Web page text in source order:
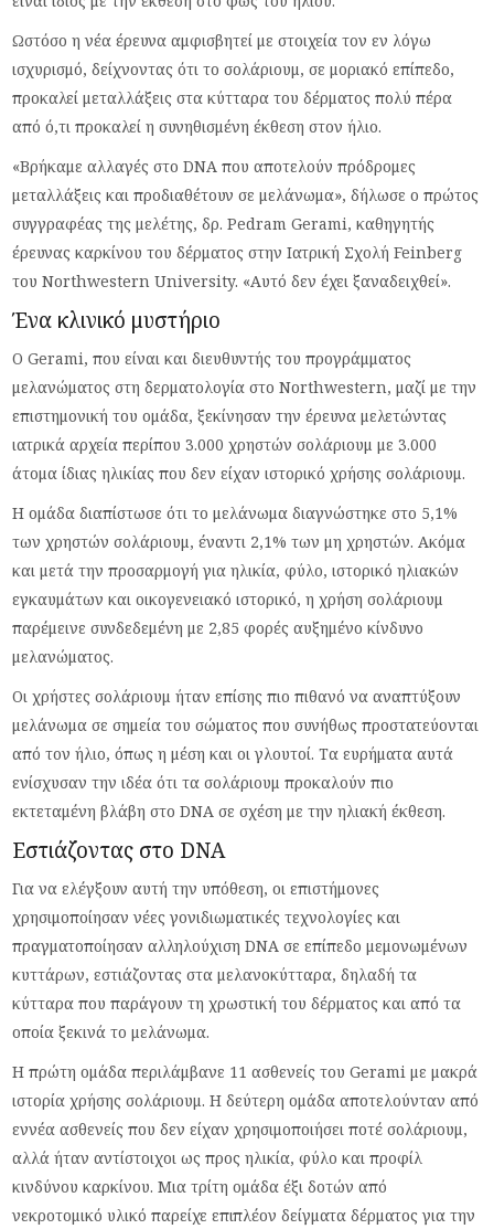
Ωστόσο η νέα έρευνα αμφισβητεί με στοιχεία τον εν λόγω
ισχυρισμό, δείχνοντας ότι το σολάριουμ, σε μοριακό επίπεδο,
προκαλεί μεταλλάξεις στα κύτταρα του δέρματος πολύ πέρα
από ό,τι προκαλεί η συνηθισμένη έκθεση στον ήλιο.
«Βρήκαμε αλλαγές στο DNA που αποτελούν πρόδρομες
μεταλλάξεις και προδιαθέτουν σε μελάνωμα», δήλωσε ο πρώτος
συγγραφέας της μελέτης, δρ. Pedram Gerami, καθηγητής
έρευνας καρκίνου του δέρματος στην Ιατρική Σχολή Feinberg
του Northwestern University. «Αυτό δεν έχει ξαναδειχθεί».
Ένα κλινικό μυστήριο
Ο Gerami, που είναι και διευθυντής του προγράμματος
μελανώματος στη δερματολογία στο Northwestern, μαζί με την
επιστημονική του ομάδα, ξεκίνησαν την έρευνα μελετώντας
ιατρικά αρχεία περίπου 3.000 χρηστών σολάριουμ με 3.000
άτομα ίδιας ηλικίας που δεν είχαν ιστορικό χρήσης σολάριουμ.
Η ομάδα διαπίστωσε ότι το μελάνωμα διαγνώστηκε στο 5,1%
των χρηστών σολάριουμ, έναντι 2,1% των μη χρηστών. Ακόμα
και μετά την προσαρμογή για ηλικία, φύλο, ιστορικό ηλιακών
εγκαυμάτων και οικογενειακό ιστορικό, η χρήση σολάριουμ
παρέμεινε συνδεδεμένη με 2,85 φορές αυξημένο κίνδυνο
μελανώματος.
Οι χρήστες σολάριουμ ήταν επίσης πιο πιθανό να αναπτύξουν
μελάνωμα σε σημεία του σώματος που συνήθως προστατεύονται
από τον ήλιο, όπως η μέση και οι γλουτοί. Τα ευρήματα αυτά
ενίσχυσαν την ιδέα ότι τα σολάριουμ προκαλούν πιο
εκτεταμένη βλάβη στο DNA σε σχέση με την ηλιακή έκθεση.
Εστιάζοντας στο DNA
Για να ελέγξουν αυτή την υπόθεση, οι επιστήμονες
χρησιμοποίησαν νέες γονιδιωματικές τεχνολογίες και
πραγματοποίησαν αλληλούχιση DNA σε επίπεδο μεμονωμένων
κυττάρων, εστιάζοντας στα μελανοκύτταρα, δηλαδή τα
κύτταρα που παράγουν τη χρωστική του δέρματος και από τα
οποία ξεκινά το μελάνωμα.
Η πρώτη ομάδα περιλάμβανε 11 ασθενείς του Gerami με μακρά
ιστορία χρήσης σολάριουμ. Η δεύτερη ομάδα αποτελούνταν από
εννέα ασθενείς που δεν είχαν χρησιμοποιήσει ποτέ σολάριουμ,
αλλά ήταν αντίστοιχοι ως προς ηλικία, φύλο και προφίλ
κινδύνου καρκίνου. Μια τρίτη ομάδα έξι δοτών από
νεκροτομικό υλικό παρείχε επιπλέον δείγματα δέρματος για την